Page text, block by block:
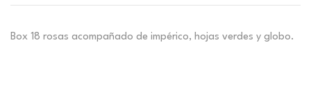
Box 18 rosas acompañado de impérico, hojas verdes y globo.